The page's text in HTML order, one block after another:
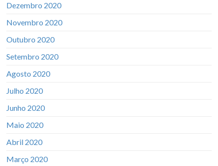
Dezembro 2020
Novembro 2020
Outubro 2020
Setembro 2020
Agosto 2020
Julho 2020
Junho 2020
Maio 2020
Abril 2020
Março 2020